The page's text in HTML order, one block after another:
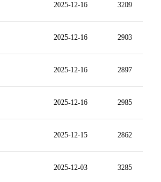
2025-12-16 3209
2025-12-16 2903
2025-12-16 2897
2025-12-16 2985
2025-12-15 2862
2025-12-03 3285